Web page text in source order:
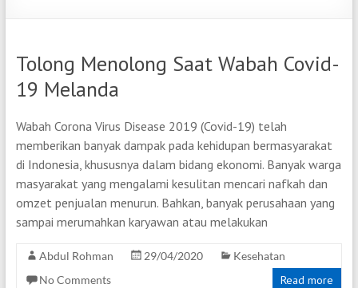
Tolong Menolong Saat Wabah Covid-
19 Melanda
Wabah Corona Virus Disease 2019 (Covid-19) telah
memberikan banyak dampak pada kehidupan bermasyarakat
di Indonesia, khususnya dalam bidang ekonomi. Banyak warga
masyarakat yang mengalami kesulitan mencari nafkah dan
omzet penjualan menurun. Bahkan, banyak perusahaan yang
sampai merumahkan karyawan atau melakukan
Abdul Rohman 29/04/2020
Kesehatan
No Comments
Read more